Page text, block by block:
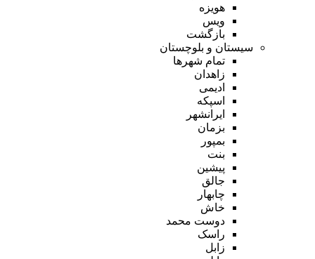
هویزه
ویس
بازگشت
سیستان و بلوچستان
تمام شهر‌ها
زاهدان
ادیمی
اسپکه
ایرانشهر
بزمان
بمپور
بنت
پیشین
جالق
چابهار
خاش
دوست محمد
راسک
زابل